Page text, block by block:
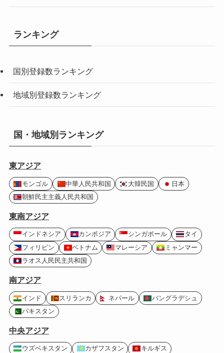
ランキング
国別登録数ランキング
地域別登録数ランキング
国・地域別ランキング
東アジア
モンゴル 中華人民共和国 大韓民国
日本
朝鮮民主主義人民共和国
東南アジア
インドネシア カンボジア シンガポール
タイ
フィリピン
ベトナム マレーシア
ミャンマー
ラオス人民民主共和国
南アジア
インド スリランカ ネパール
バングラデシュ
パキスタン
中央アジア
ウズベキスタン カザフスタン
キルギス